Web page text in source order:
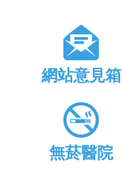
網站意見箱
無菸醫院